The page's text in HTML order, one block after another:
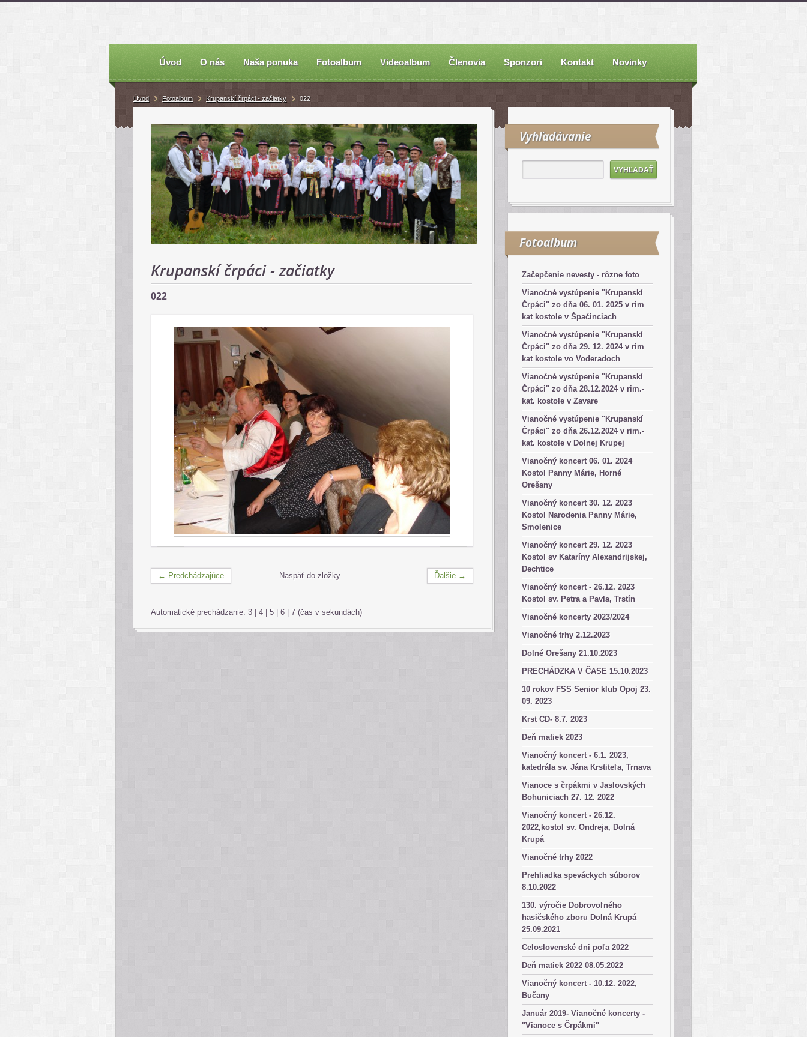
Úvod O nás Naša ponuka Fotoalbum Videoalbum Členovia Sponzori Kontakt Novinky
Vyhľadávanie
Fotoalbum
Začepčenie nevesty - rôzne foto
Vianočné vystúpenie "Krupanskí
Črpáci" zo dňa 06. 01. 2025 v rim
kat kostole v Špačinciach
Vianočné vystúpenie "Krupanskí
Črpáci" zo dňa 29. 12. 2024 v rim
kat kostole vo Voderadoch
Vianočné vystúpenie "Krupanskí
Črpáci" zo dňa 28.12.2024 v rim.-
kat. kostole v Zavare
Vianočné vystúpenie "Krupanskí
Črpáci" zo dňa 26.12.2024 v rim.-
kat. kostole v Dolnej Krupej
Vianočný koncert 06. 01. 2024
Kostol Panny Márie, Horné
Orešany
Vianočný koncert 30. 12. 2023
Kostol Narodenia Panny Márie,
Smolenice
Vianočný koncert 29. 12. 2023
Kostol sv Kataríny Alexandrijskej,
Dechtice
Vianočný koncert - 26.12. 2023
Kostol sv. Petra a Pavla, Trstín
Vianočné koncerty 2023/2024
Vianočné trhy 2.12.2023
Dolné Orešany 21.10.2023
PRECHÁDZKA V ČASE 15.10.2023
10 rokov FSS Senior klub Opoj 23.
09. 2023
Krst CD- 8.7. 2023
Deň matiek 2023
Vianočný koncert - 6.1. 2023,
katedrála sv. Jána Krstiteľa, Trnava
Vianoce s črpákmi v Jaslovských
Bohuniciach 27. 12. 2022
Vianočný koncert - 26.12.
2022,kostol sv. Ondreja, Dolná
Krupá
Vianočné trhy 2022
Prehliadka speváckych súborov
8.10.2022
130. výročie Dobrovoľného
hasičského zboru Dolná Krupá
25.09.2021
Celoslovenské dni poľa 2022
Deň matiek 2022 08.05.2022
Vianočný koncert - 10.12. 2022,
Bučany
Január 2019- Vianočné koncerty -
"Vianoce s Črpákmi"
Úvod Fotoalbum Krupanskí črpáci - začiatky 022
Krupanskí črpáci - začiatky
022
← Predchádzajúce Ďalšie →
Naspäť do zložky
Automatické prechádzanie: 3 4 5 6 7 (čas v sekundách)